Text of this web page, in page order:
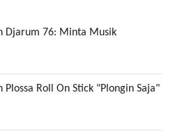
Djarum 76: Minta Musik
Plossa Roll On Stick "Plongin Saja"